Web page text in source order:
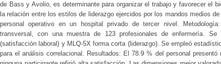
de Bass y Avolio, es determinante para organizar el trabajo y favorecer el
la relación entre los estilos de liderazgo ejercidos por los mandos medios
personal operativo en un hospital privado de tercer nivel.
transversal, con una muestra de 123 profesionales de enfermería. Se
(satisfacción laboral) y MLQ-5X forma corta (liderazgo). Se empleó
para el análisis correlacional. Resultados: El 78.9 % del personal